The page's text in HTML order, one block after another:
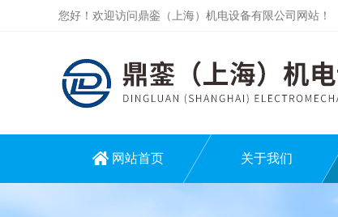
您好！欢迎访问鼎銮（上海）机电设备有限公司网站！
网站首页 关于我们